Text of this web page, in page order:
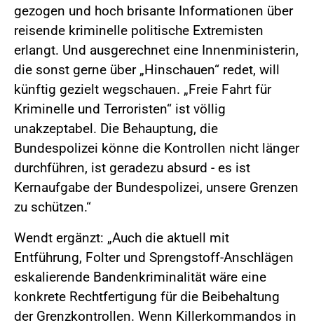
gezogen und hoch brisante Informationen über
reisende kriminelle politische Extremisten
erlangt. Und ausgerechnet eine Innenministerin,
die sonst gerne über „Hinschauen“ redet, will
künftig gezielt wegschauen. „Freie Fahrt für
Kriminelle und Terroristen“ ist völlig
unakzeptabel. Die Behauptung, die
Bundespolizei könne die Kontrollen nicht länger
durchführen, ist geradezu absurd - es ist
Kernaufgabe der Bundespolizei, unsere Grenzen
zu schützen.“
Wendt ergänzt: „Auch die aktuell mit
Entführung, Folter und Sprengstoff-Anschlägen
eskalierende Bandenkriminalität wäre eine
konkrete Rechtfertigung für die Beibehaltung
der Grenzkontrollen. Wenn Killerkommandos in